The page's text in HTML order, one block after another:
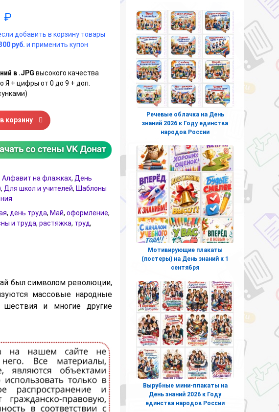
₽
добавить в корзину товары
руб. и применить купон
в .JPG высокого качества
Я + цифры от 0 до 9 + доп.
товара Флажки для оформления на День труда
корзину
Алфавит на флажках, День
, Для школ и учителей, Шаблоны
, день труда, Май, оформление,
и труда, растяжка, труд,
был символом революции,
массовые народные
шествия и многие другие
Речевые облачка на День
знаний 2026 к Году единства
народов России
Мотивирующие плакаты
(постеры) на День знаний к 1
сентября
Вырубные мини-плакаты на
День знаний 2026 к Году
единства народов России